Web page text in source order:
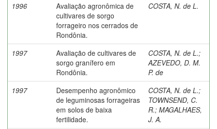
1996
Avaliação agronômica de
cultivares de sorgo
forrageiro nos cerrados de
Rondônia.
COSTA, N. de L.
1997
Avaliação de cultivares de
sorgo granífero em
Rondônia.
COSTA, N. de L.;
AZEVEDO, D. M.
P. de
1997
Desempenho agronômico
de leguminosas forrageiras
em solos de baixa
fertilidade.
COSTA, N. de L.;
TOWNSEND, C.
R.; MAGALHAES,
J. A.